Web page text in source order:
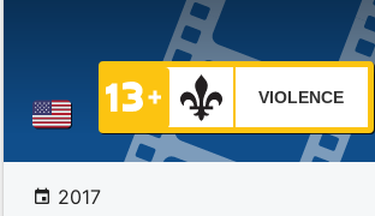
VIOLENCE
2017